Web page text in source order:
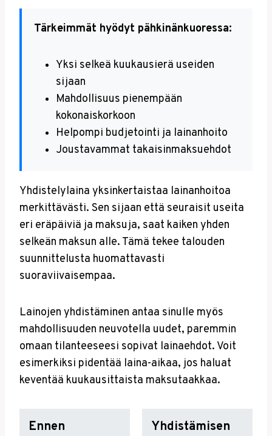
Tärkeimmät hyödyt pähkinänkuoressa:
Yksi selkeä kuukausierä useiden
sijaan
Mahdollisuus pienempään
kokonaiskorkoon
Helpompi budjetointi ja lainanhoito
Joustavammat takaisinmaksuehdot
Yhdistelylaina yksinkertaistaa lainanhoitoa
merkittävästi. Sen sijaan että seuraisit useita
eri eräpäiviä ja maksuja, saat kaiken yhden
selkeän maksun alle. Tämä tekee talouden
suunnittelusta huomattavasti
suoraviivaisempaa.
Lainojen yhdistäminen antaa sinulle myös
mahdollisuuden neuvotella uudet, paremmin
omaan tilanteeseesi sopivat lainaehdot. Voit
esimerkiksi pidentää laina-aikaa, jos haluat
keventää kuukausittaista maksutaakkaa.
Ennen
Yhdistämisen